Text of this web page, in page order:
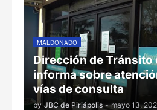
MALDONADO
Dirección de Tránsito
informa sobre
vías de consulta
by JBC de Piriápolis - mayo 13,